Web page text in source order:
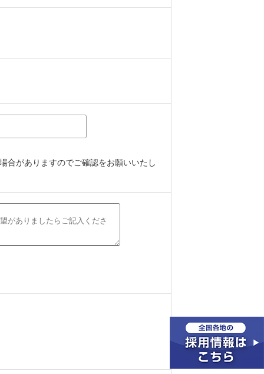
合がありますのでご確認をお願いいたし